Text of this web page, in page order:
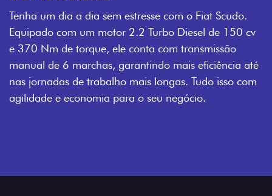
Tenha um dia a dia sem estresse com o Fiat Scudo.
Equipado com um motor 2.2 Turbo Diesel de 150 cv
e 370 Nm de torque, ele conta com transmissão
manual de 6 marchas, garantindo mais eficiência até
nas jornadas de trabalho mais longas. Tudo isso com
agilidade e economia para o seu negócio.